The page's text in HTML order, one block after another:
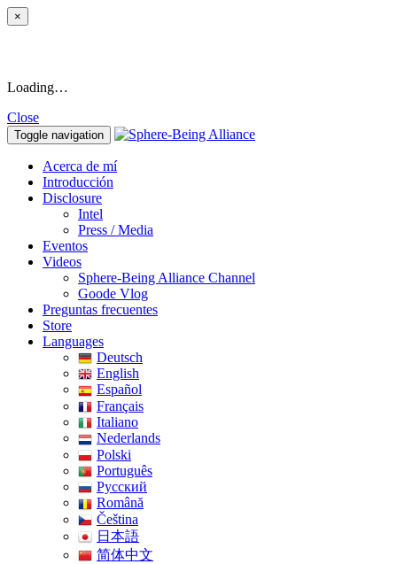
×
Loading…
Close
Toggle navigation
Acerca de mí
Introducción
Disclosure
Intel
Press / Media
Eventos
Videos
Sphere-Being Alliance Channel
Goode Vlog
Preguntas frecuentes
Store
Languages
Deutsch
English
Español
Français
Italiano
Nederlands
Polski
Português
Pусский
Română
Čeština
日本語
简体中文